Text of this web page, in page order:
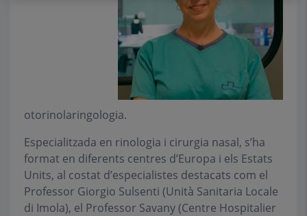
otorinolaringologia.
Especialitzada en rinologia i cirurgia nasal, s’ha
format en diferents centres d’Europa i els Estats
Units, al costat d’especialistes destacats com el
Professor Giorgio Sulsenti (Unità Sanitaria Locale
di Imola), el Professor Savany (Centre Hospitalier